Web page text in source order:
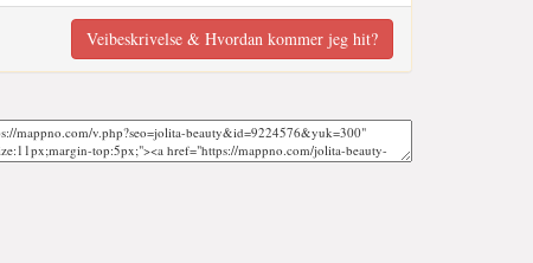
Veibeskrivelse & Hvordan kommer jeg hit?